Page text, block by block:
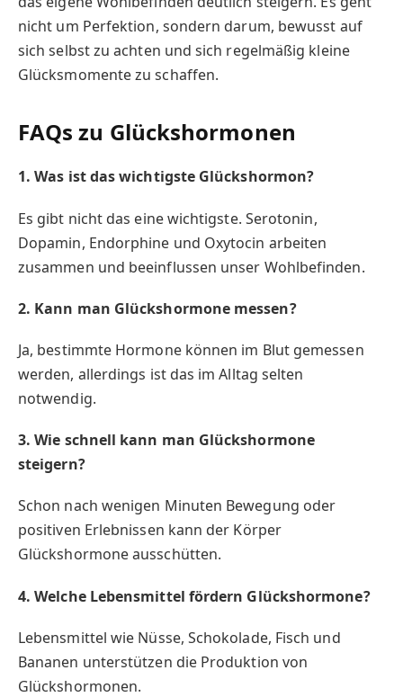
nicht um Perfektion, sondern darum, bewusst auf
sich selbst zu achten und sich regelmäßig kleine
Glücksmomente zu schaffen.
FAQs zu Glückshormonen
1. Was ist das wichtigste Glückshormon?
Es gibt nicht das eine wichtigste. Serotonin,
Dopamin, Endorphine und Oxytocin arbeiten
zusammen und beeinflussen unser Wohlbefinden.
2. Kann man Glückshormone messen?
Ja, bestimmte Hormone können im Blut gemessen
werden, allerdings ist das im Alltag selten
notwendig.
3. Wie schnell kann man Glückshormone
steigern?
Schon nach wenigen Minuten Bewegung oder
positiven Erlebnissen kann der Körper
Glückshormone ausschütten.
4. Welche Lebensmittel fördern Glückshormone?
Lebensmittel wie Nüsse, Schokolade, Fisch und
Bananen unterstützen die Produktion von
Glückshormonen.